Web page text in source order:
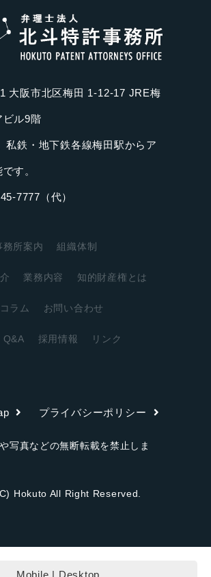
大阪市北区梅田 1-12-17 JRE梅
ビル9階
私鉄・地下鉄各線梅田駅からア
す。
7777（代）
務所案内 組織体制
業務内容 知的財産権とは
ラム お問い合わせ
Q&A 採用情報 リンク
プライバシーポリシー
写真などの無断転載を禁止しま
Hokuto All Right Reserved.
Mobile | Desktop